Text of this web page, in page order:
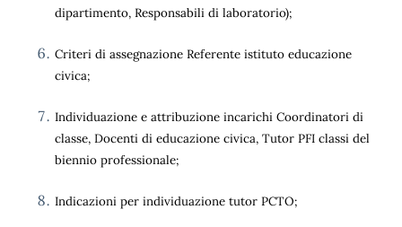
dipartimento, Responsabili di laboratorio);
Criteri di assegnazione Referente istituto educazione
civica;
Individuazione e attribuzione incarichi Coordinatori di
classe, Docenti di educazione civica, Tutor PFI classi del
biennio professionale;
Indicazioni per individuazione tutor PCTO;